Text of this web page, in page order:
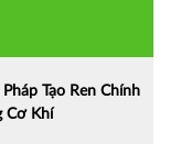
Tạo Ren Chính
Cơ Khí